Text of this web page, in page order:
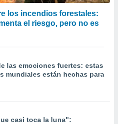
los incendios forestales:
el riesgo, pero no es
las emociones fuertes: estas
mundiales están hechas para
casi toca la luna":